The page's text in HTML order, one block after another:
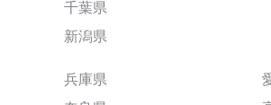
千葉県
新潟県
兵庫県